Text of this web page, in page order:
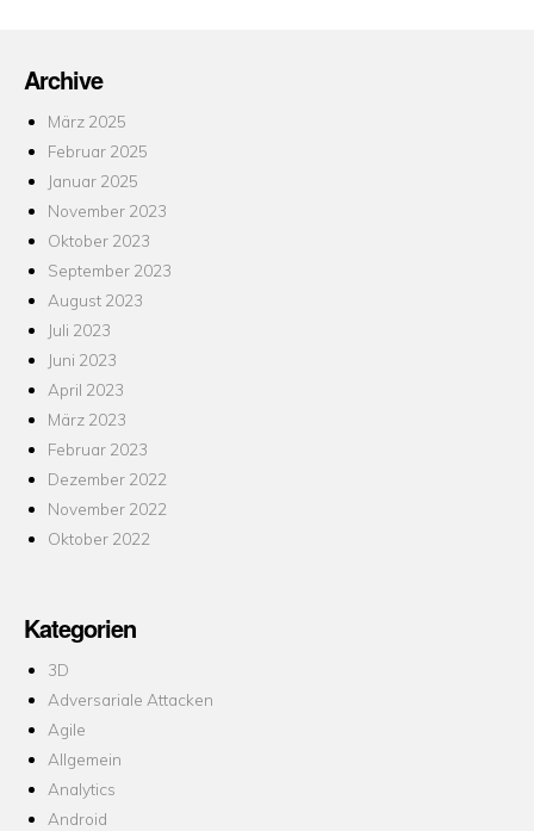
Archive
März 2025
Februar 2025
Januar 2025
November 2023
Oktober 2023
September 2023
August 2023
Juli 2023
Juni 2023
April 2023
März 2023
Februar 2023
Dezember 2022
November 2022
Oktober 2022
Kategorien
3D
Adversariale Attacken
Agile
Allgemein
Analytics
Android